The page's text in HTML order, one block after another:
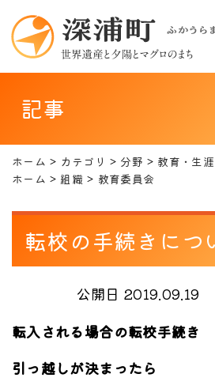
記事
ホーム カテゴリ 分野
教育・生
ホーム
組織 教育委員会
転校の手続きにつ
公開日 2019.09.19
転入される場合の転校手続き
引っ越しが決まったら